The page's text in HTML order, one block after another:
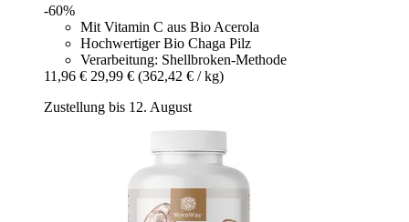
-60%
Mit Vitamin C aus Bio Acerola
Hochwertiger Bio Chaga Pilz
Verarbeitung: Shellbroken-Methode
11,96 € 29,99 € (362,42 € / kg)
Zustellung bis 12. August